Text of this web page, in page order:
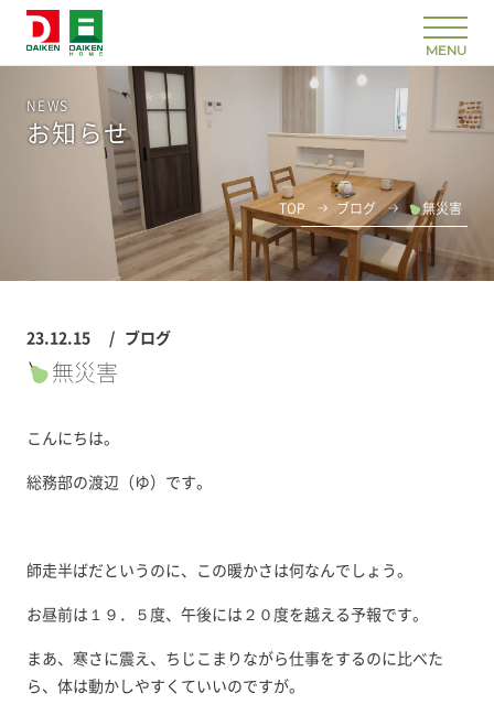
NEWS
お知らせ
TOP ブログ 無災害
23.12.15 ブログ
無災害
こんにちは。
総務部の渡辺（ゆ）です。
師走半ばだというのに、この暖かさは何なんでしょう。
お昼前は１９．５度、午後には２０度を越える予報です。
まあ、寒さに震え、ちじこまりながら仕事をするのに比べた
ら、体は動かしやすくていいのですが。